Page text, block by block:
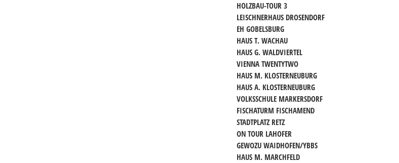
HOLZBAU-TOUR 3
LEISCHNERHAUS DROSENDORF
EH GOBELSBURG
HAUS T. WACHAU
HAUS G. WALDVIERTEL
VIENNA TWENTYTWO
HAUS M. KLOSTERNEUBURG
HAUS A. KLOSTERNEUBURG
VOLKSSCHULE MARKERSDORF
FISCHATURM FISCHAMEND
STADTPLATZ RETZ
ON TOUR LAHOFER
GEWOZU WAIDHOFEN/YBBS
HAUS M. MARCHFELD